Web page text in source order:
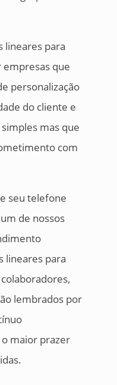
lineares para
empresas que
personalização
do cliente e
mas que
com
seu telefone
de nossos
lineares para
lembrados por
maior prazer